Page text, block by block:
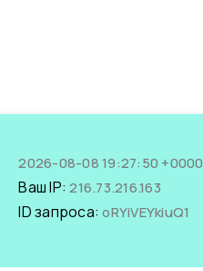
2026-08-08 19:27:50 +0000
Ваш IP:216.73.216.163
ID запроса:oRYiVEYkiuQ1